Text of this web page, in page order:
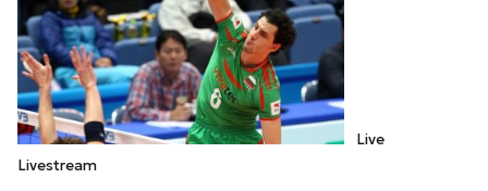
Live
Livestream